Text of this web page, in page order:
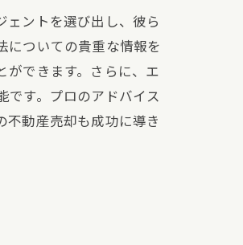
ェントを選び出し、彼ら
についての貴重な情報を
ができます。さらに、エ
です。プロのアドバイス
不動産売却も成功に導き